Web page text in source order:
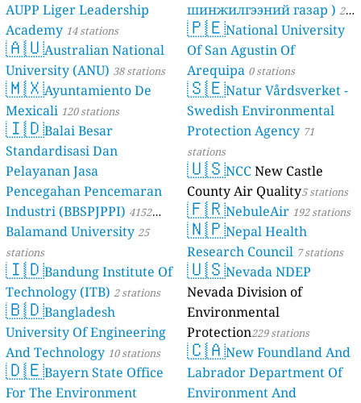
AUPP Liger Leadership
Academy 14 stations
🇦🇺Australian National
University (ANU) 38 stations
🇲🇽Ayuntamiento De
Mexicali 120 stations
🇮🇩Balai Besar
Standardisasi Dan
Pelayanan Jasa
Pencegahan Pencemaran
Industri (BBSPJPPI) 4152
stations
Balamand University25
stations
🇮🇩Bandung Institute Of
Technology (ITB) 2 stations
🇧🇩Bangladesh
University Of Engineering
And Technology 10 stations
🇩🇪Bayern State Office
For The Environment
шинжилгээний газар ) 21
stations
🇵🇪National University
Of San Agustin Of
Arequipa 0 stations
🇸🇪Natur Vårdsverket -
Swedish Environmental
Protection Agency 71
stations
🇺🇸NCCNew Castle
County Air Quality5 stations
🇫🇷NebuleAir 192 stations
🇳🇵Nepal Health
Research Council 7 stations
🇺🇸Nevada NDEP
Nevada Division of
Environmental
Protection229 stations
🇨🇦New Foundland And
Labrador Department Of
Environment And